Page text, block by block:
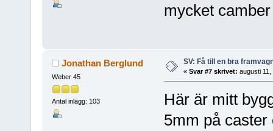
mycket
Jonathan Berglund
Weber 45
Antal inlägg: 103
SV: Få till en bra
« Svar #7 skrivet: augusti 11,
Här är mitt
5mm på